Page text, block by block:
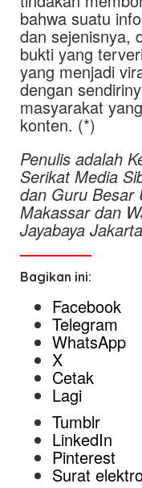
bahwa suatu
dan sejenisnya,
bukti yang
yang menjadi
dengan
masyarakat
konten. (*)
Penulis adalah
Serikat Media
dan Guru Besar
Makassar dan
Jayabaya Jakarta
Bagikan ini:
Facebook
Telegram
WhatsApp
X
Cetak
Lagi
Tumblr
LinkedIn
Pinterest
Surat